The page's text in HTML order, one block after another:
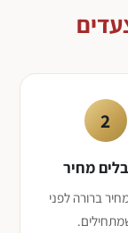
2
מחיר
ברורה לפני